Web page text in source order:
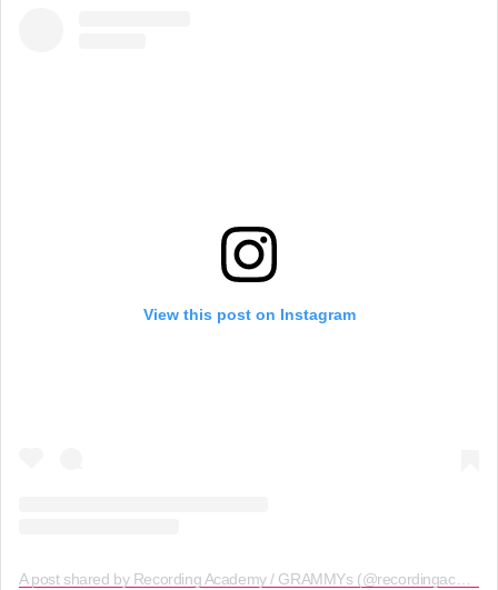
View this post on Instagram
A post shared by Recording Academy / GRAMMYs (@recordingacademy)